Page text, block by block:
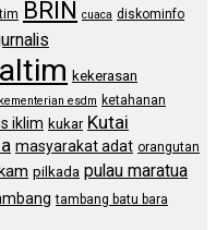
BRIN cuaca diskominfo
kekerasan
kementerian esdm ketahanan
iklim kukar Kutai
masyarakat adat orangutan
pilkada pulau maratua
tambang batu bara